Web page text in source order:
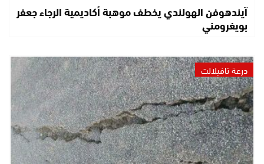
آيندهوفن الهولندي يخطف موهبة أكاديمية الرجاء جعفر
بويغرومني
درعة تافيلالت